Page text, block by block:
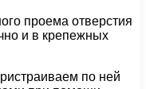
проема отверстия
и в крепежных
по ней